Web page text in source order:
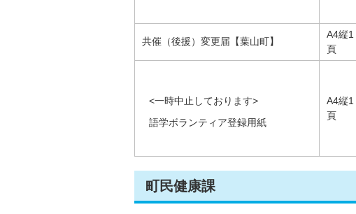
共催（後援）変更届【葉山町】
A4縦1
頁
<一時中止しております>
語学ボランティア登録用紙
A4縦1
頁
町民健康課